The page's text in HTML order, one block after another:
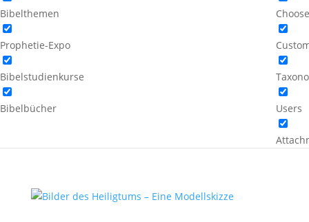
Bibelthemen
Prophetie-Expo
Bibelstudienkurse
Bibelbücher Users